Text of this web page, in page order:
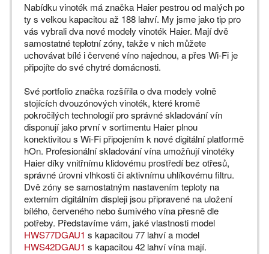
Nabídku vinoték má značka Haier pestrou od malých po
ty s velkou kapacitou až 188 lahví. My jsme jako tip pro
vás vybrali dva nové modely vinoték Haier. Mají dvě
samostatné teplotní zóny, takže v nich můžete
uchovávat bílé i červené víno najednou, a přes Wi-Fi je
připojíte do své chytré domácnosti.
Své portfolio značka rozšířila o dva modely volně
stojících dvouzónových vinoték, které kromě
pokročilých technologií pro správné skladování vín
disponují jako první v sortimentu Haier plnou
konektivitou s Wi-Fi připojením k nové digitální platformě
hOn. Profesionální skladování vína umožňují vinotéky
Haier díky vnitřnímu klidovému prostředí bez otřesů,
správné úrovni vlhkosti či aktivnímu uhlíkovému filtru.
Dvě zóny se samostatným nastavením teploty na
externím digitálním displeji jsou připravené na uložení
bílého, červeného nebo šumivého vína přesně dle
potřeby. Představíme vám, jaké vlastnosti model
HWS77DGAU1 s kapacitou 77 lahví a model
HWS42DGAU1 s kapacitou 42 lahví vína mají.